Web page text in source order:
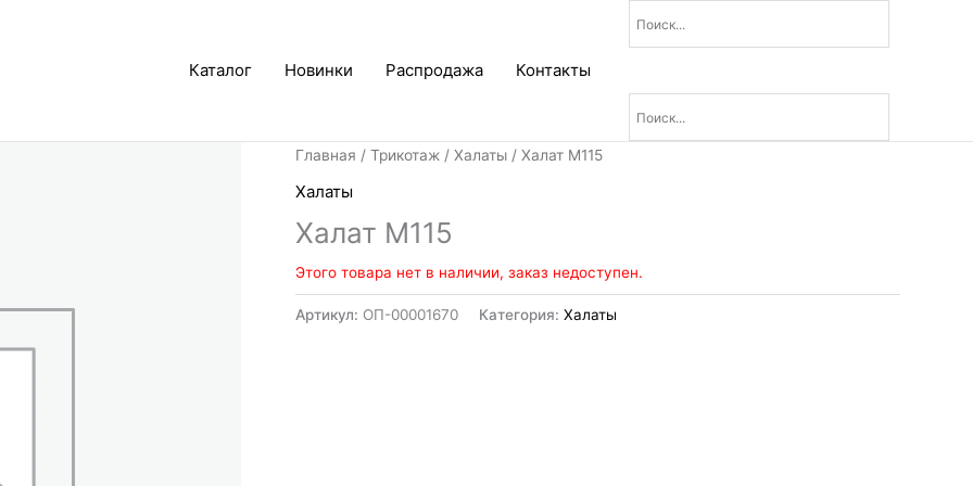
Каталог Новинки Распродажа Контакты
Главная /Трикотаж /Халаты / Халат М115
Халаты
Халат М115
Этого товара нет в наличии, заказ недоступен.
Артикул: ОП-00001670 Категория:Халаты